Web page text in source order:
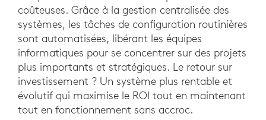
coûteuses. Grâce à la gestion centralisée des
systèmes, les tâches de configuration routinières
sont automatisées, libérant les équipes
informatiques pour se concentrer sur des projets
plus importants et stratégiques. Le retour sur
investissement ? Un système plus rentable et
évolutif qui maximise le ROI tout en maintenant
tout en fonctionnement sans accroc.